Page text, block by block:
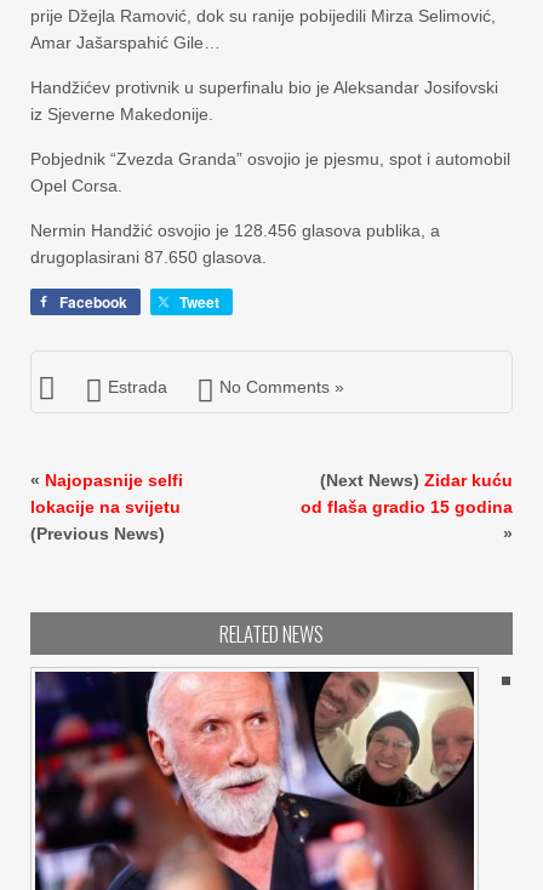
prije Džejla Ramović, dok su ranije pobijedili Mirza Selimović,
Amar Jašarspahić Gile…
Handžićev protivnik u superfinalu bio je Aleksandar Josifovski
iz Sjeverne Makedonije.
Pobjednik “Zvezda Granda” osvojio je pjesmu, spot i automobil
Opel Corsa.
Nermin Handžić osvojio je 128.456 glasova publika, a
drugoplasirani 87.650 glasova.
Facebook Tweet
Estrada No Comments »
« Najopasnije selfi
lokacije na svijetu
(Previous News)
(Next News) Zidar kuću
od flaša gradio 15 godina
»
RELATED NEWS